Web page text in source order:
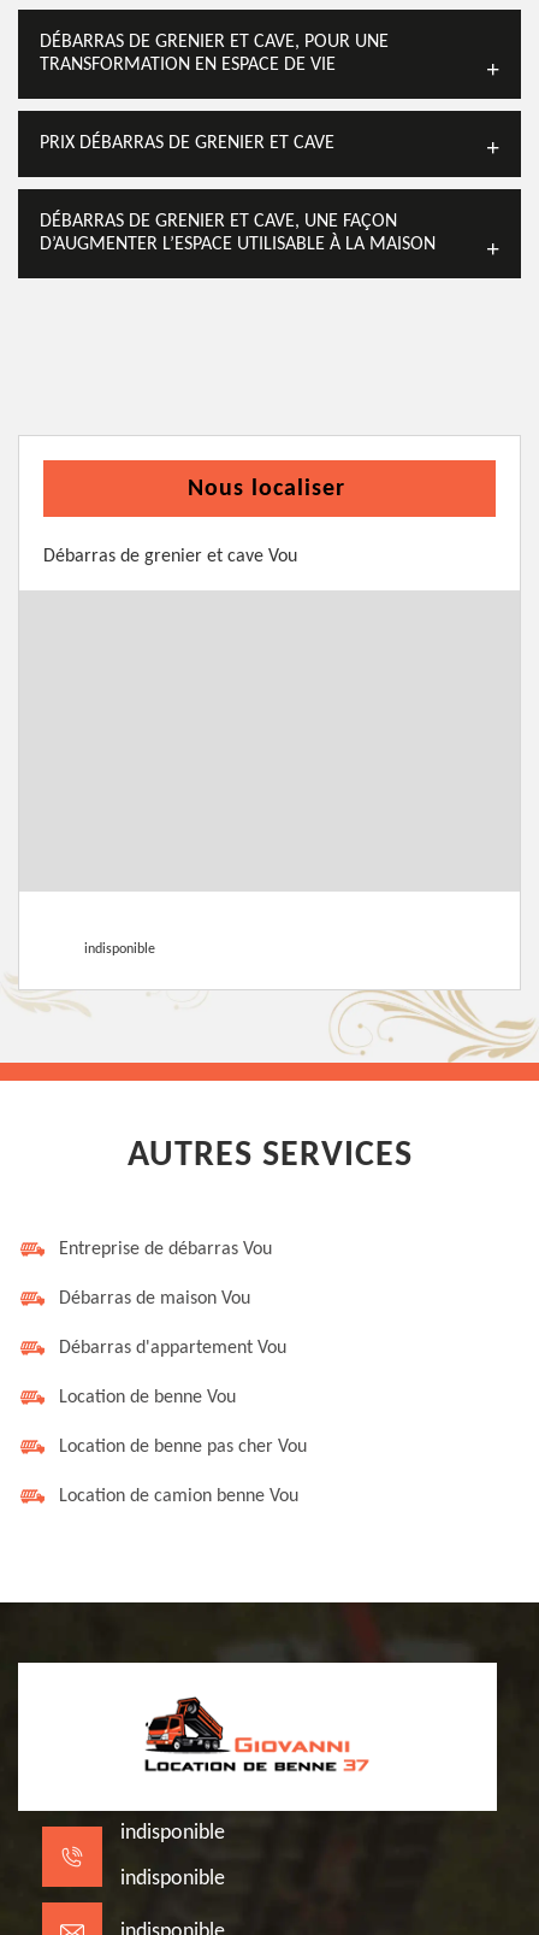
DÉBARRAS DE GRENIER ET CAVE, POUR UNE
TRANSFORMATION EN ESPACE DE VIE
PRIX DÉBARRAS DE GRENIER ET CAVE
DÉBARRAS DE GRENIER ET CAVE, UNE FAÇON
D’AUGMENTER L’ESPACE UTILISABLE À LA MAISON
Nous localiser
Débarras de grenier et cave Vou
indisponible
AUTRES SERVICES
Entreprise de débarras Vou
Débarras de maison Vou
Débarras d'appartement Vou
Location de benne Vou
Location de benne pas cher Vou
Location de camion benne Vou
indisponible
indisponible